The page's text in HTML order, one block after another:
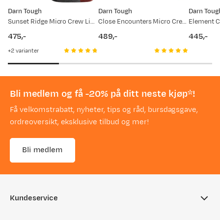
Darn Tough
Sunset Ridge Micro Crew Lightweight With Cushion Charcoal
price
475,-
2varianter
Darn Tough
Close Encounters Micro Crew Midweight With Cushion Eclipse
489,-
Darn
445,-
Bli medlem og få -20% på ditt neste kjøp*!
Få velkomstrabatt, nyheter, tips og råd, bursdagsgave,
ordreoversikt, eksklusive tilbud og mer!
Bli medlem
Kundeservice